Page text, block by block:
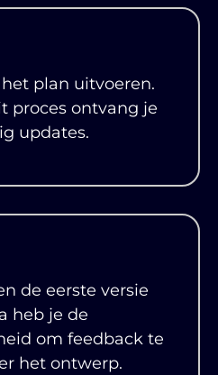
plan uitvoeren.
proces ontvang je
updates.
de eerste versie
heb je de
om feedback te
het ontwerp.